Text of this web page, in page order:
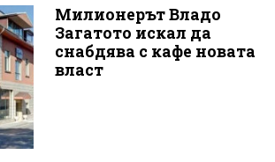
Милионерът Владо
Загатото искал да
снабдява с кафе новата
власт